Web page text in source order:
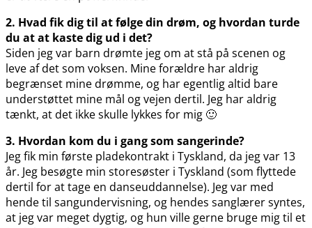
2. Hvad fik dig til at følge din drøm, og hvordan turde
du at at kaste dig ud i det?
Siden jeg var barn drømte jeg om at stå på scenen og
leve af det som voksen. Mine forældre har aldrig
begrænset mine drømme, og har egentlig altid bare
understøttet mine mål og vejen dertil. Jeg har aldrig
tænkt, at det ikke skulle lykkes for mig 🙂
3. Hvordan kom du i gang som sangerinde?
Jeg fik min første pladekontrakt i Tyskland, da jeg var 13
år. Jeg besøgte min storesøster i Tyskland (som flyttede
dertil for at tage en danseuddannelse). Jeg var med
hende til sangundervisning, og hendes sanglærer syntes,
at jeg var meget dygtig, og hun ville gerne bruge mig til et